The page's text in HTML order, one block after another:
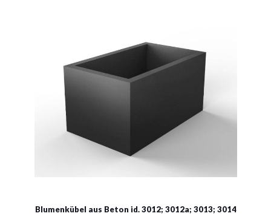
Blumenkübel aus Beton id. 3012; 3012a; 3013; 3014